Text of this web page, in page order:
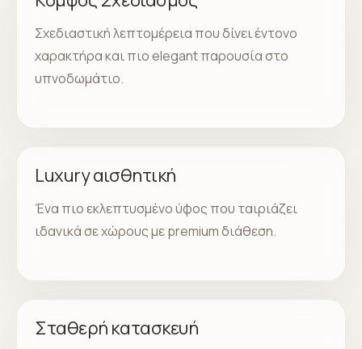
Σχεδιαστική λεπτομέρεια που δίνει έντονο
χαρακτήρα και πιο elegant παρουσία στο
υπνοδωμάτιο.
Luxury αισθητική
Ένα πιο εκλεπτυσμένο ύφος που ταιριάζει
ιδανικά σε χώρους με premium διάθεση.
Σταθερή κατασκευή